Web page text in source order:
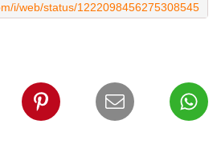
i/web/status/1222098456275308545